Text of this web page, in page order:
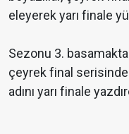
eleyerek yarı finale
Sezonu 3.
çeyrek final
adını yarı finale